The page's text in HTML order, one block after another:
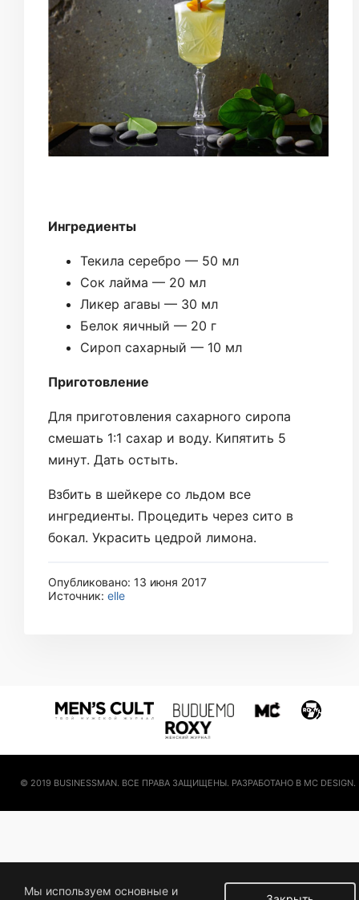
Ингредиенты
Текила серебро — 50 мл
Сок лайма — 20 мл
Ликер агавы — 30 мл
Белок яичный — 20 г
Сироп сахарный — 10 мл
Приготовление
Для приготовления сахарного сиропа
смешать 1:1 сахар и воду. Кипятить 5
минут. Дать остыть.
Взбить в шейкере со льдом все
ингредиенты. Процедить через сито в
бокал. Украсить цедрой лимона.
Опубликовано: 13 июня 2017
Источник: elle
© 2019 BUSINESSMAN. ВСЕ ПРАВА ЗАЩИЩЕНЫ. РАЗРАБОТАНО В MC DESIGN.
Мы используем основные и